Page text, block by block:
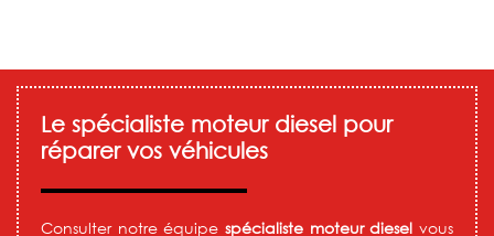
Le spécialiste moteur diesel pour
réparer vos véhicules
Consulter notre équipe spécialiste moteur diesel vous